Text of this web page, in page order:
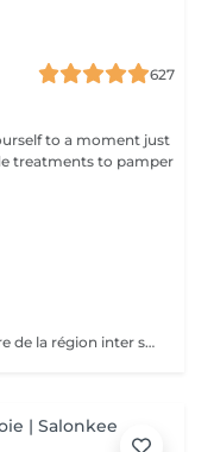
627
monosourcil est une implantation pilaire de la région inter sourcilière, caractérisée par la confluence des deux sourcils à la base du nez.